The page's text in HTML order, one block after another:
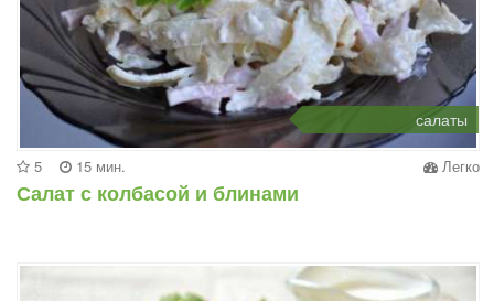
салаты
5 15 мин. Легко
Салат с колбасой и блинами